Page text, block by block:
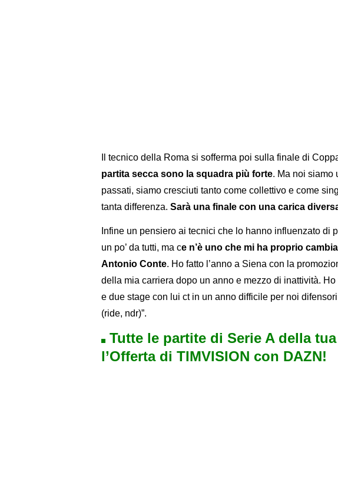
Il tecnico della Roma si sofferma poi sulla finale di
partita secca sono la squadra più forte. Ma noi siamo
passati, siamo cresciuti tanto come collettivo e come
tanta differenza. Sarà una finale con una carica
Infine un pensiero ai tecnici che lo hanno influenzato di
un po’ da tutti, ma ce n’è uno che mi ha proprio
Antonio Conte. Ho fatto l’anno a Siena con la
della mia carriera dopo un anno e mezzo di inattività.
e due stage con lui ct in un anno difficile per noi
(ride, ndr)”.
Tutte le partite di Serie A della
l’Offerta di TIMVISION con DAZN!